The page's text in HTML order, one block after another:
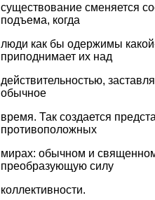
существование сменяется
подъема, когда
люди как бы одержимы
приподнимает их над
действительностью,
обычное
время. Так создается
противоположных
мирах: обычном и
преобразующую силу
коллективности.